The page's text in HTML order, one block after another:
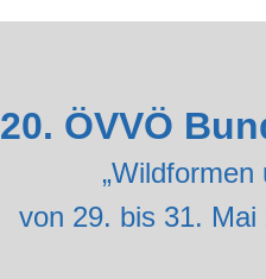
20. ÖVVÖ
„Wildformen
von 29. bis 31.